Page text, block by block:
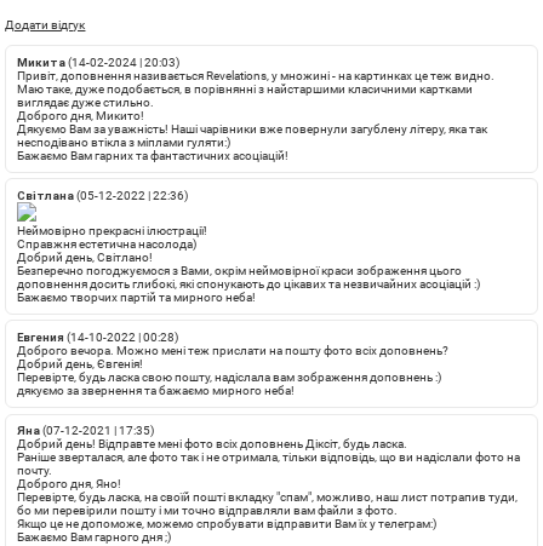
Додати відгук
Микита (14-02-2024 | 20:03)
Привіт, доповнення називається Revelations, у множині - на картинках це теж видно.
Маю таке, дуже подобається, в порівнянні з найстаршими класичними картками
виглядає дуже стильно.
Доброго дня, Микито!
Дякуємо Вам за уважність! Наші чарівники вже повернули загублену літеру, яка так
несподівано втікла з міплами гуляти:)
Бажаємо Вам гарних та фантастичних асоціацій!
Світлана (05-12-2022 | 22:36)
Неймовірно прекрасні ілюстрації!
Справжня естетична насолода)
Добрий день, Світлано!
Безперечно погоджуємося з Вами, окрім неймовірної краси зображення цього
доповнення досить глибокі, які спонукають до цікавих та незвичайних асоціацій :)
Бажаємо творчих партій та мирного неба!
Евгения (14-10-2022 | 00:28)
Доброго вечора. Можно мені теж прислати на пошту фото всіх доповнень?
Добрий день, Євгенія!
Перевірте, будь ласка свою пошту, надіслала вам зображення доповнень :)
дякуємо за звернення та бажаємо мирного неба!
Яна (07-12-2021 | 17:35)
Добрий день! Відправте мені фото всіх доповнень Діксіт, будь ласка.
Раніше зверталася, але фото так і не отримала, тільки відповідь, що ви надіслали фото на
почту.
Доброго дня, Яно!
Перевірте, будь ласка, на своїй пошті вкладку "спам", можливо, наш лист потрапив туди,
бо ми перевірили пошту і ми точно відправляли вам файли з фото.
Якщо це не допоможе, можемо спробувати відправити Вам їх у телеграм:)
Бажаємо Вам гарного дня ;)